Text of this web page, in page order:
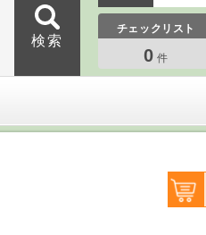
チェックリスト
0 件